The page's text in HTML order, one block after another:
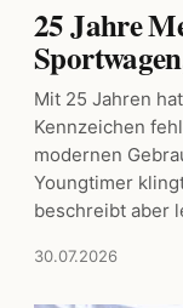
25 Jahre
Mit 25 Jahren
Kennzeichen
modernen
Youngtimer
beschreibt aber
30.07.2026